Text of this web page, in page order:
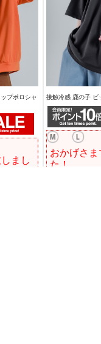
プポロシャ
まし
接触冷感 鹿の子 ビ
おかげさ
た！